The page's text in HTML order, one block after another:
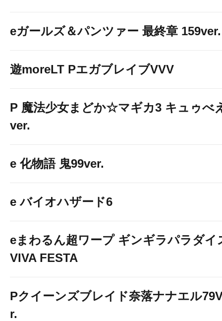
eガールズ＆パンツァー 最終章 159ver.
遊moreLT PエガブレイブVVV
P 魔法少女まどか☆マギカ3 キュゥべ
ver.
e 化物語 鬼99ver.
e バイオハザード6
eまわるん超ワープ ギンギラパラダイ
VIVA FESTA
Pクイーンズブレイド奈落ナナエル
r.